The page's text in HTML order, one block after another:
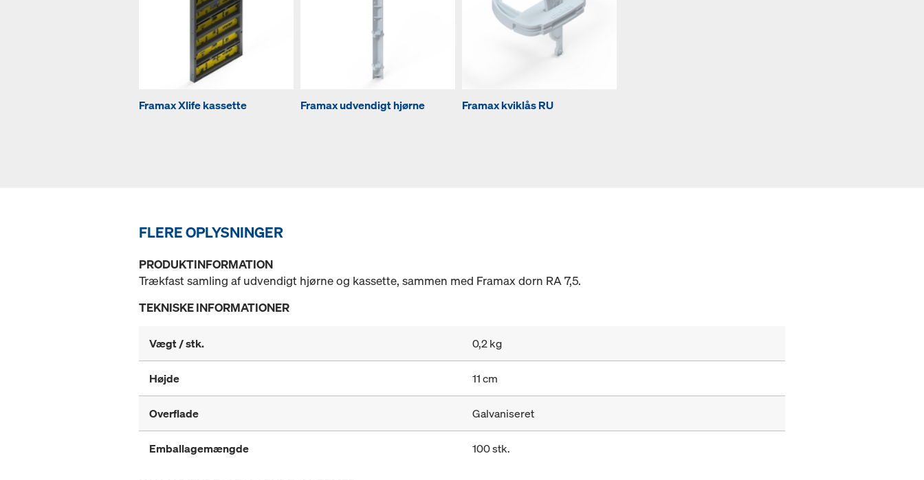
Framax Xlife kassette Framax udvendigt hjørne Framax kviklås RU
FLERE OPLYSNINGER
PRODUKTINFORMATION
Trækfast samling af udvendigt hjørne og kassette, sammen med Framax dorn RA 7,5.
TEKNISKE INFORMATIONER
Vægt / stk. 0,2 kg
Højde 11 cm
Overflade Galvaniseret
Emballagemængde 100 stk.